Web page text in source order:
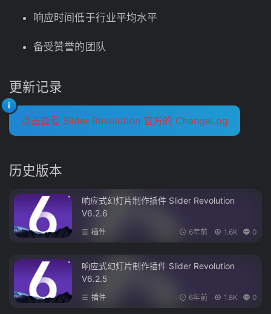
响应时间低于行业平均水平
备受赞誉的团队
更新记录
点击查看 Slider Revolution 官方的 ChangeLog
历史版本
响应式幻灯片制作插件 Slider Revolution
V6.2.6
插件 6年前 1.6K 0
响应式幻灯片制作插件 Slider Revolution
V6.2.5
插件 6年前 1.8K 0